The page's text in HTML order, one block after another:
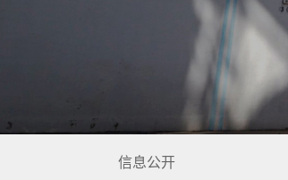
信息公开